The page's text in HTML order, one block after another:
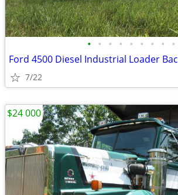
• • • • • • • • •
Ford 4500 Diesel Industrial Loader
7/22
$24 000